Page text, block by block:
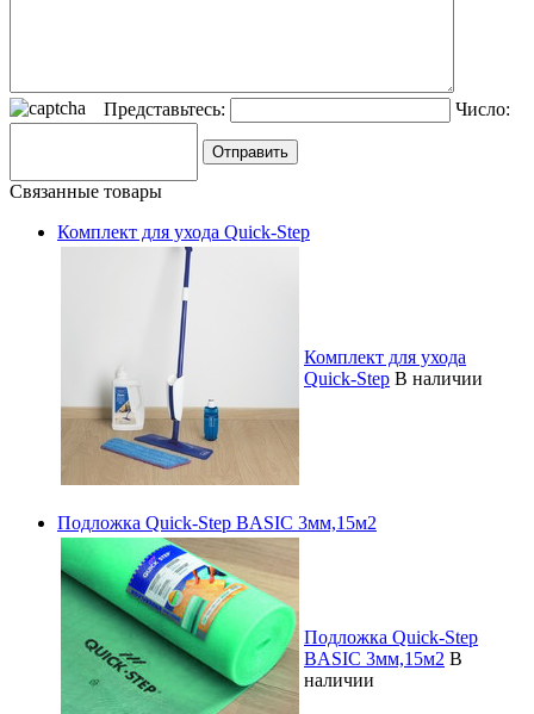
Представьтесь: Число:
Связанные товары
Комплект для ухода Quick-Step
Комплект для ухода
Quick-Step В наличии
Подложка Quick-Step BASIC 3мм,15м2
Подложка Quick-Step
BASIC 3мм,15м2 В
наличии